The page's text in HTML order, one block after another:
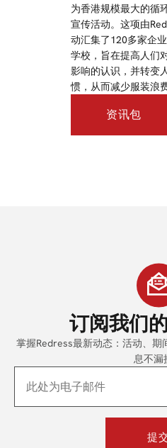
为香港规模最大的循
宣传活动。这项由
动汇集了120多家企
学校，旨在提高人们
影响的认识，并转变
惯，从而减少服装浪费
资讯包
订阅我们
掌握Redress最新动态：活动、
息不漏
提